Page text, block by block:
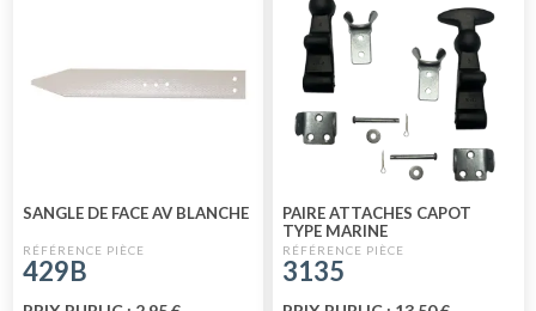
SANGLE DE FACE AV BLANCHE
429B
PAIRE ATTACHES CAPOT
TYPE MARINE
3135